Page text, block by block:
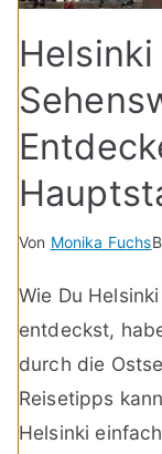
Helsinki
Von Monika Fuchs
Wie Du
entdeckst,
durch die
Reisetipps
Helsinki